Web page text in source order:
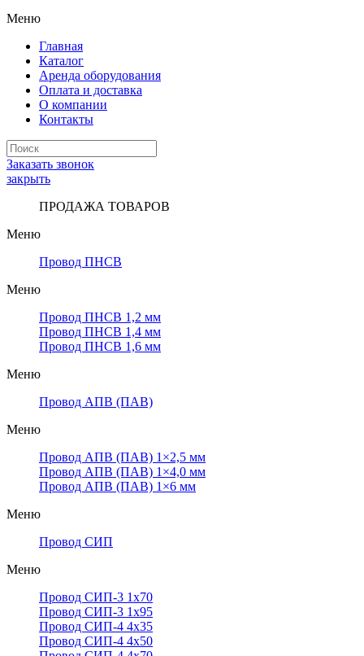
Меню
Главная
Каталог
Аренда оборудования
Оплата и доставка
О компании
Контакты
Заказать звонок
закрыть
ПРОДАЖА ТОВАРОВ
Меню
Провод ПНСВ
Меню
Провод ПНСВ 1,2 мм
Провод ПНСВ 1,4 мм
Провод ПНСВ 1,6 мм
Меню
Провод АПВ (ПАВ)
Меню
Провод АПВ (ПАВ) 1×2,5 мм
Провод АПВ (ПАВ) 1×4,0 мм
Провод АПВ (ПАВ) 1×6 мм
Меню
Провод СИП
Меню
Провод СИП-3 1х70
Провод СИП-3 1х95
Провод СИП-4 4х35
Провод СИП-4 4х50